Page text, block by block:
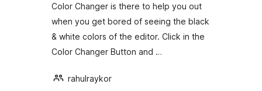
Color Changer is there to help you out
when you get bored of seeing the black
& white colors of the editor. Click in the
Color Changer Button and …
rahulraykor